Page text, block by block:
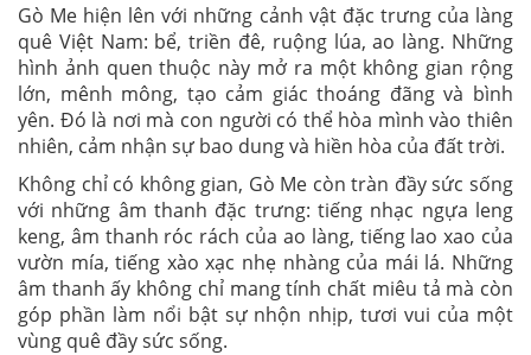
Gò Me hiện lên với những cảnh vật đặc trưng của làng
quê Việt Nam: bể, triền đê, ruộng lúa, ao làng. Những
hình ảnh quen thuộc này mở ra một không gian rộng
lớn, mênh mông, tạo cảm giác thoáng đãng và bình
yên. Đó là nơi mà con người có thể hòa mình vào thiên
nhiên, cảm nhận sự bao dung và hiền hòa của đất trời.
Không chỉ có không gian, Gò Me còn tràn đầy sức sống
với những âm thanh đặc trưng: tiếng nhạc ngựa leng
keng, âm thanh róc rách của ao làng, tiếng lao xao của
vườn mía, tiếng xào xạc nhẹ nhàng của mái lá. Những
âm thanh ấy không chỉ mang tính chất miêu tả mà còn
góp phần làm nổi bật sự nhộn nhịp, tươi vui của một
vùng quê đầy sức sống.